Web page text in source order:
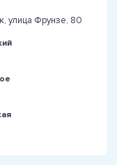
улица Фрунзе, 80